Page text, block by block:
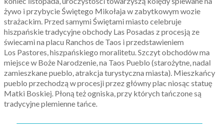
żywo i przybycie Świętego Mikołaja w zabytkowym wozie
strażackim. Przed samymi Świętami miasto celebruje
hiszpańskie tradycyjne obchody Las Posadas z procesją ze
świecami na placu Ranchos de Taos i przedstawieniem
Los Pastores, hiszpańskiego moralitetu. Szczyt obchodów ma
miejsce w Boże Narodzenie, na Taos Pueblo (starożytne, nadal
zamieszkane pueblo, atrakcja turystyczna miasta). Mieszkańcy
pueblo przechodzą w procesji przez główny plac niosąc statuę
Matki Boskiej. Płoną też ogniska, przy których tańczone są
tradycyjne plemienne tańce.